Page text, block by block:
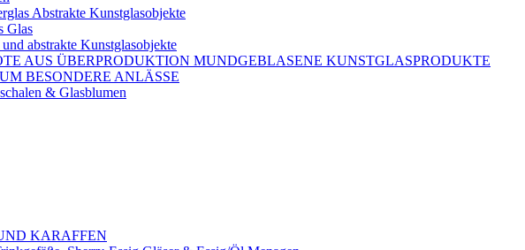
Abstrakte Kunstglasobjekte
Glas
abstrakte Kunstglasobjekte
AUS ÜBERPRODUKTION MUNDGEBLASENE KUNSTGLASPRODUKTE
BESONDERE ANLÄSSE
& Glasblumen
KARAFFEN